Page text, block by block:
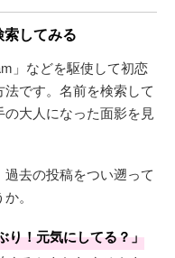
してみる
」などを駆使して初恋
です。名前を検索して
大人になった面影を見
去の投稿をつい遡って
。
り！元気にしてる？」